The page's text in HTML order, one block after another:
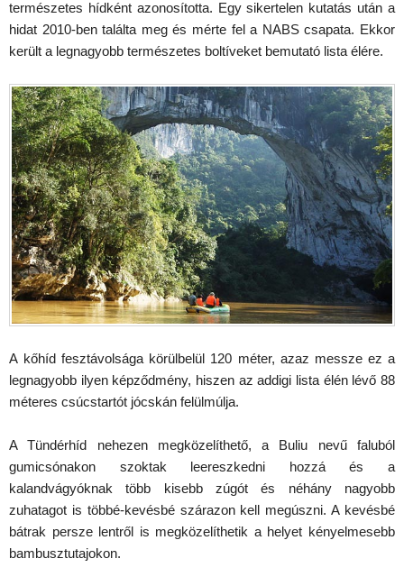
természetes hídként azonosította. Egy sikertelen kutatás után a
hidat 2010-ben találta meg és mérte fel a NABS csapata. Ekkor
került a legnagyobb természetes boltíveket bemutató lista élére.
A kőhíd fesztávolsága körülbelül 120 méter, azaz messze ez a
legnagyobb ilyen képződmény, hiszen az addigi lista élén lévő 88
méteres csúcstartót jócskán felülmúlja.
A Tündérhíd nehezen megközelíthető, a Buliu nevű faluból
gumicsónakon szoktak leereszkedni hozzá és a
kalandvágyóknak több kisebb zúgót és néhány nagyobb
zuhatagot is többé-kevésbé szárazon kell megúszni. A kevésbé
bátrak persze lentről is megközelíthetik a helyet kényelmesebb
bambusztutajokon.